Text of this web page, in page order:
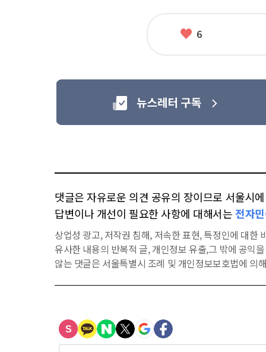
좋
6
댓글은 자유로운 의견 공유의 장이므로 서울시
답변이나 개선이 필요한 사항에 대해서는 전자
상업성 광고, 저작권 침해, 저속한 표현, 특정인에 대한
유사한 내용의 반복적 글, 개인정보 유출,그 밖에 공익
않는 댓글은 서울특별시 조례 및 개인정보보호법에 의